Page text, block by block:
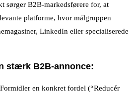
sørger B2B-markedsførere for, at
platforme, hvor målgruppen
LinkedIn eller specialiserede
stærk B2B-annonce:
Formidler en konkret fordel (“Reducér